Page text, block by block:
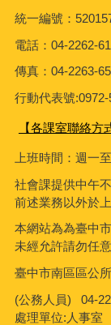
統一編號：
電話：04-2262-
傳真：04-2263-
行動代表號:0972-
【各課室聯絡方
上班時間：週一
社會課提供中午
前述業務以外於
本網站為為臺中
未經允許請勿任
臺中市南區區公
(公務人員) 04-
處理單位:人事室